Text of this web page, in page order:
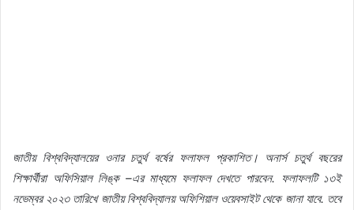
জাতীয় বিশ্ববিদ্যালয়ের ওনার চতুর্থ বর্ষের ফলাফল প্রকাশিত। অনার্স চতুর্থ বছরের
শিক্ষার্থীরা অফিসিয়াল লিঙ্ক–এর মাধ্যমে ফলাফল দেখতে পারবেন. ফলাফলটি ১৩ই
নভেম্বর ২০২৩ তারিখে জাতীয় বিশ্ববিদ্যালয় অফিশিয়াল ওয়েবসাইট থেকে জানা যাবে. তবে